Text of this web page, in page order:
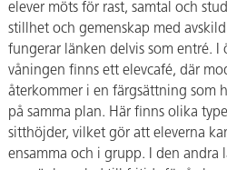
elever möts för rast, samtal och
stillhet och gemenskap med
fungerar länken delvis som entré. I
våningen finns ett elevcafé, där
återkommer i en färgsättning som
på samma plan. Här finns olika
sitthöjder, vilket gör att eleverna
ensamma och i grupp. I den andra